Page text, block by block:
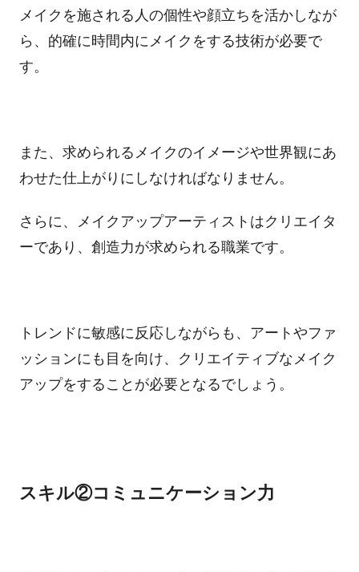
メイクを施される人の個性や顔立ちを活かしなが
ら、的確に時間内にメイクをする技術が必要で
す。
また、求められるメイクのイメージや世界観にあ
わせた仕上がりにしなければなりません。
さらに、メイクアップアーティストはクリエイタ
ーであり、創造力が求められる職業です。
トレンドに敏感に反応しながらも、アートやファ
ッションにも目を向け、クリエイティブなメイク
アップをすることが必要となるでしょう。
スキル②コミュニケーション力